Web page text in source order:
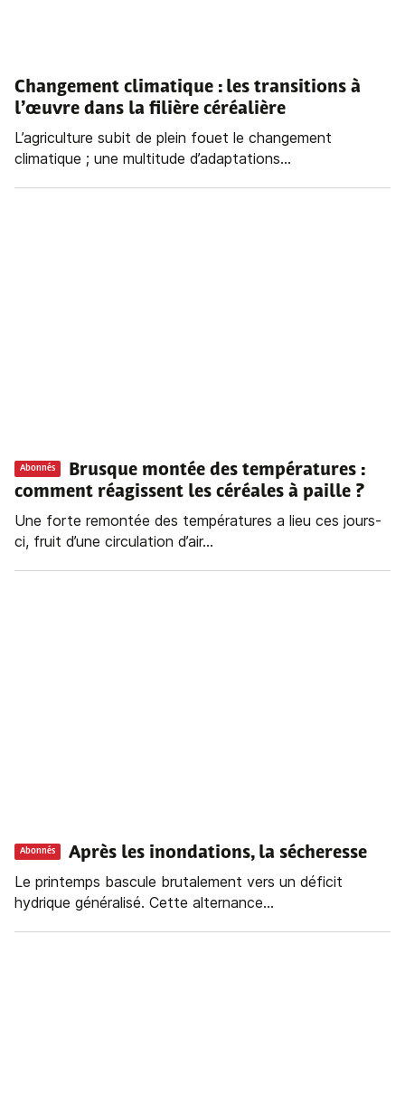
Changement climatique : les transitions à
l’œuvre dans la filière céréalière
L’agriculture subit de plein fouet le changement
climatique ; une multitude d’adaptations...
Abonnés
Brusque montée des températures :
comment réagissent les céréales à paille ?
Une forte remontée des températures a lieu ces jours-
ci, fruit d’une circulation d’air...
Abonnés
Après les inondations, la sécheresse
Le printemps bascule brutalement vers un déficit
hydrique généralisé. Cette alternance...